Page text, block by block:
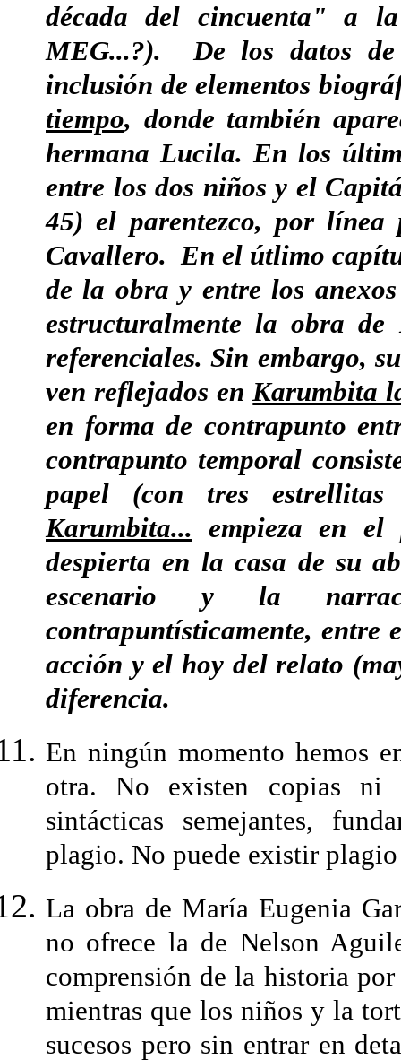
década del cincuenta" a
MEG...?). De los datos de
inclusión de elementos
tiempo, donde también
hermana Lucila. En los
entre los dos niños y el
45) el parentezco, por
Cavallero. En el útlimo
de la obra y entre los
estructuralmente la obra de
referenciales. Sin embargo,
ven reflejados enKarumbita
en forma de contrapunto
contrapunto temporal
papel (con tres
Karumbita... empieza en
despierta en la casa de su
escenario y la
contrapuntísticamente, entre
acción y el hoy del relato
diferencia.
En ningún momento hemos
otra. No existen copias ni
sintácticas semejantes,
plagio. No puede existir
La obra de María Eugenia
no ofrece la de Nelson
comprensión de la historia
mientras que los niños y la
sucesos pero sin entrar en